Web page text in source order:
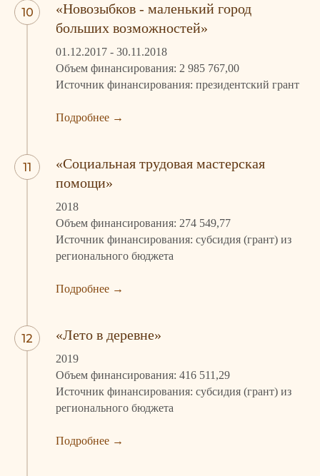
«Новозыбков - маленький город
больших возможностей»
01.12.2017 - 30.11.2018
Объем финансирования: 2 985 767,00
Источник финансирования: президентский грант
Подробнее →
«Социальная трудовая мастерская
помощи»
2018
Объем финансирования: 274 549,77
Источник финансирования: субсидия (грант) из
регионального бюджета
Подробнее →
«Лето в деревне»
2019
Объем финансирования: 416 511,29
Источник финансирования: субсидия (грант) из
регионального бюджета
Подробнее →